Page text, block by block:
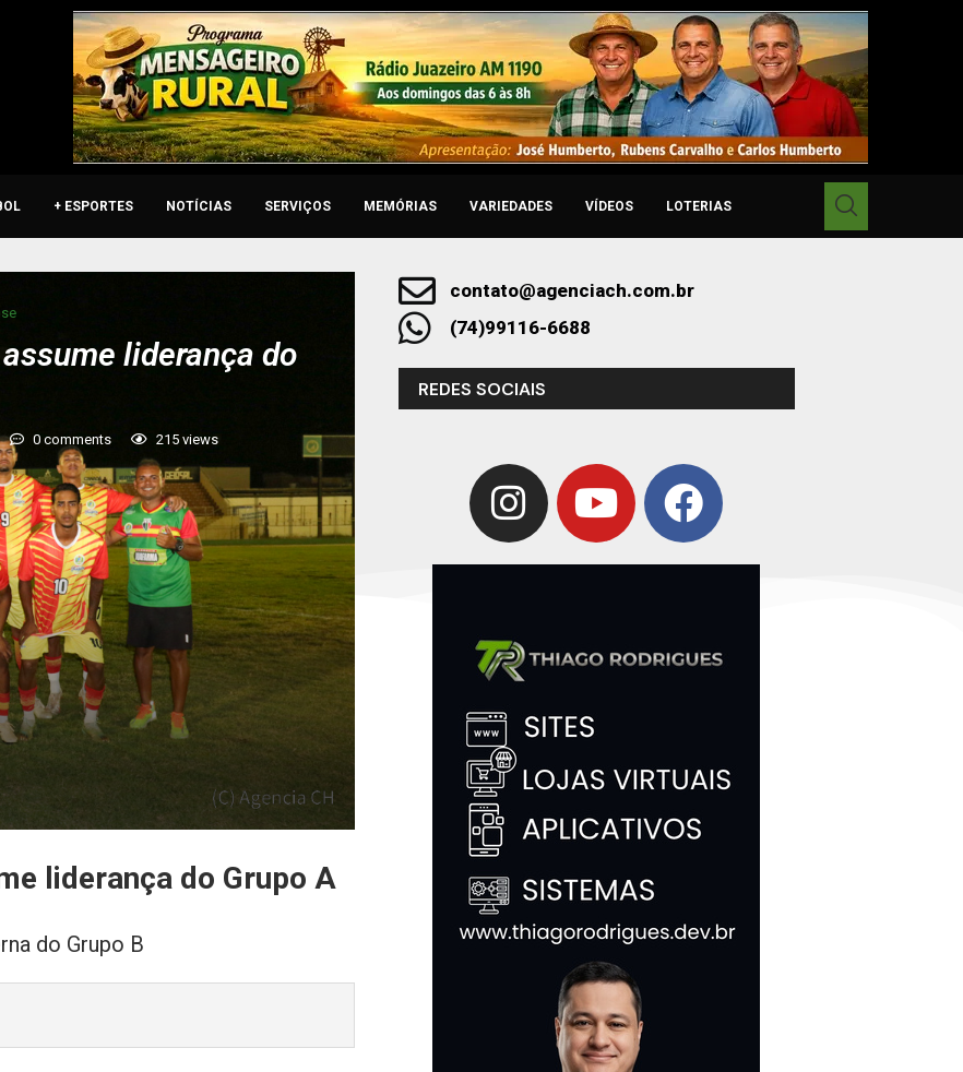
+ ESPORTES NOTÍCIAS SERVIÇOS MEMÓRIAS VARIEDADES VÍDEOS LOTERIAS
liderança do
0 comments 215 views
liderança do Grupo A
do Grupo B
contato@agenciach.com.br
(74)99116-6688
REDES SOCIAIS